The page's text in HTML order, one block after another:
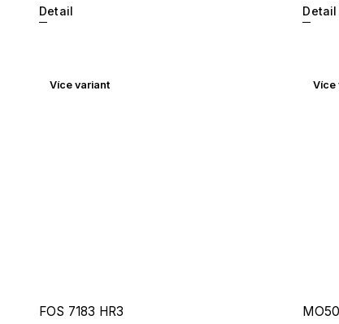
Detail Detail
Více variant
FOS 7183 HR3
Více